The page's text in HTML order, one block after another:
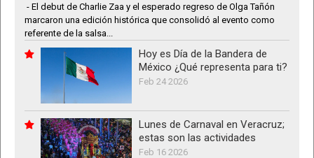
- El debut de Charlie Zaa y el esperado regreso de Olga Tañón
marcaron una edición histórica que consolidó al evento como
referente de la salsa...
Hoy es Día de la Bandera de
México ¿Qué representa para ti?
Feb 24 2026
Lunes de Carnaval en Veracruz;
estas son las actividades
Feb 16 2026